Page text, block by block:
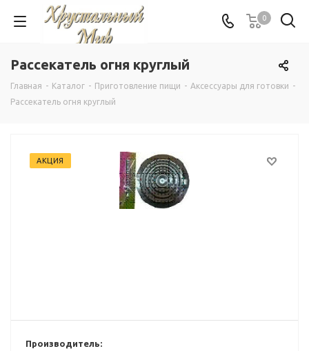
0
Рассекатель огня круглый
Главная - Каталог - Приготовление пищи - Аксессуары для готовки -
Рассекатель огня круглый
АКЦИЯ
Производитель: